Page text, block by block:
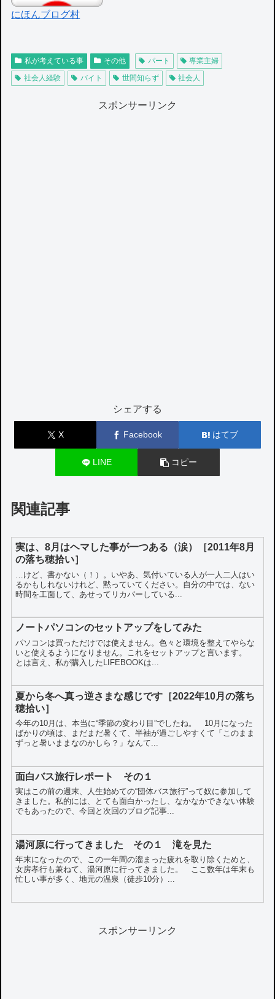
にほんブログ村
私が考えている事 その他 パート
専業主婦
社会人経験
バイト 世間知らず 社会人
スポンサーリンク
シェアする
X Facebook はてブ
LINE コピー
関連記事
実は、8月はヘマした事が一つある（涙）［2011年8月
の落ち穂拾い］
…けど、書かない（！）。いやあ、気付いている人が一人二人はい
るかもしれないけれど、黙っていてください。自分の中では、ない
時間を工面して、あせってリカバーしている...
ノートパソコンのセットアップをしてみた
パソコンは買っただけでは使えません。色々と環境を整えてやらな
いと使えるようになりません。これをセットアップと言います。
とは言え、私が購入したLIFEBOOKは...
夏から冬へ真っ逆さまな感じです［2022年10月の落ち
穂拾い］
今年の10月は、本当に“季節の変わり目”でしたね。 10月になった
ばかりの頃は、まだまだ暑くて、半袖が過ごしやすくて「このまま
ずっと暑いままなのかしら？」なんて...
面白バス旅行レポート その１
実はこの前の週末、人生始めての“団体バス旅行”って奴に参加して
きました。私的には、とても面白かったし、なかなかできない体験
でもあったので、今回と次回のブログ記事...
湯河原に行ってきました その１ 滝を見た
年末になったので、この一年間の溜まった疲れを取り除くためと、
女房孝行も兼ねて、湯河原に行ってきました。 ここ数年は年末も
忙しい事が多く、地元の温泉（徒歩10分）...
スポンサーリンク